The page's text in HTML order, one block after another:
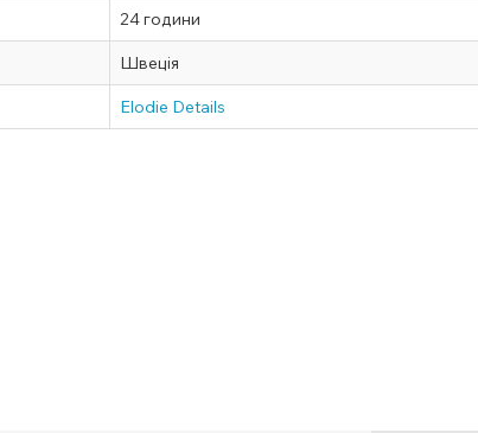
24 години
Швеція
Elodie Details